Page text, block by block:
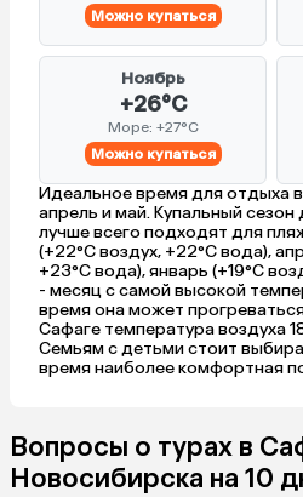
Можно купаться
Ноябрь
+26°C
Море: +27°C
Можно купаться
Идеальное время для отдыха
апрель и май. Купальный сезон
лучше всего подходят для
(+22°C воздух, +22°C вода),
+23°C вода), январь (+19°C
- месяц с самой высокой
время она может
Сафаге температура воздуха
Семьям с детьми стоит
время наиболее комфортная
Вопросы о турах в
Новосибирска на 10